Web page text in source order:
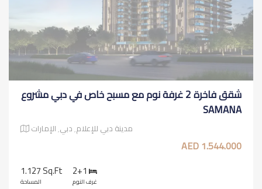
شقق فاخرة 2 غرفة نوم مع مسبح خاص في دبي مشروع
SAMANA
مدينة دبي للإعلام٬ دبي٬ الإمارات
1.544.000 AED
1.127 Sq.ft
المساحة
2+1
غرف النوم